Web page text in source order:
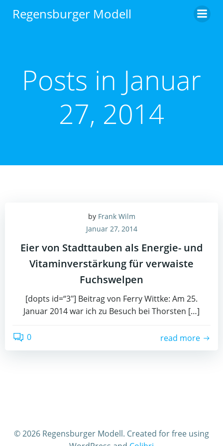
Inhalt
Regensburger Modell
Posts in Januar
27, 2014
by Frank Wilm
Januar 27, 2014
Eier von Stadttauben als Energie- und
Vitaminverstärkung für verwaiste
Fuchswelpen
[dopts id=“3″] Beitrag von Ferry Wittke: Am 25.
Januar 2014 war ich zu Besuch bei Thorsten […]
0 read more
© 2026 Regensburger Modell. Created for free using